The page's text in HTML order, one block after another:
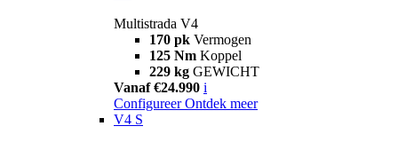
Multistrada V4
170 pk Vermogen
125 Nm Koppel
229 kg GEWICHT
Vanaf €24.990 i
Configureer Ontdek meer
V4 S